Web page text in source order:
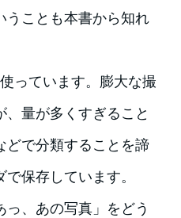
うことも本書から知れ
っています。膨大な撮
量が多くすぎること
どで分類することを諦
保存しています。
、あの写真」をどう